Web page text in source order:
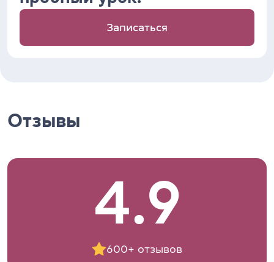
Записаться
Отзывы
4.9
600+ отзывов